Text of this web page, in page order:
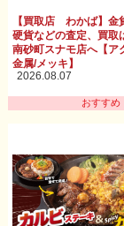
【買取店 わかば】金
硬貨などの査定、買取
南砂町スナモ店へ【ア
金属/メッキ】
2026.08.07
おすすめ